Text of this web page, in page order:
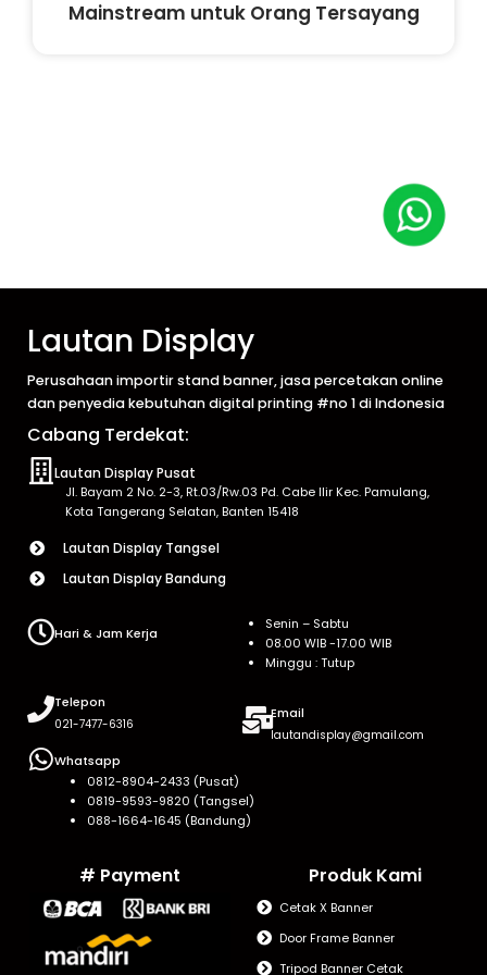
Mainstream untuk Orang Tersayang
Lautan Display
Perusahaan importir stand banner, jasa percetakan online
dan penyedia kebutuhan digital printing #no 1 di Indonesia
Cabang Terdekat:
Lautan Display Pusat
Jl. Bayam 2 No. 2-3, Rt.03/Rw.03 Pd. Cabe Ilir Kec. Pamulang,
Kota Tangerang Selatan, Banten 15418
Lautan Display Tangsel
Lautan Display Bandung
Hari & Jam Kerja
Senin – Sabtu
08.00 WIB -17.00 WIB
Minggu : Tutup
Telepon
021-7477-6316
Email
lautandisplay@gmail.com
Whatsapp
0812-8904-2433 (Pusat)
0819-9593-9820 (Tangsel)
088-1664-1645 (Bandung)
# Payment Produk Kami
Cetak X Banner
Door Frame Banner
Tripod Banner Cetak